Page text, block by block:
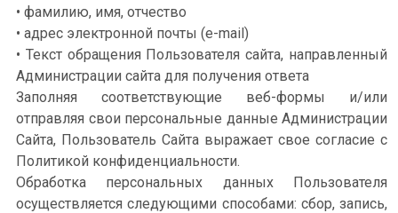
• фамилию, имя, отчество
• адрес электронной почты (e-mail)
• Текст обращения Пользователя сайта, направленный
Администрации сайта для получения ответа
Заполняя соответствующие веб-формы и/или
отправляя свои персональные данные Администрации
Сайта, Пользователь Сайта выражает свое согласие с
Политикой конфиденциальности.
Обработка персональных данных Пользователя
осуществляется следующими способами: сбор, запись,